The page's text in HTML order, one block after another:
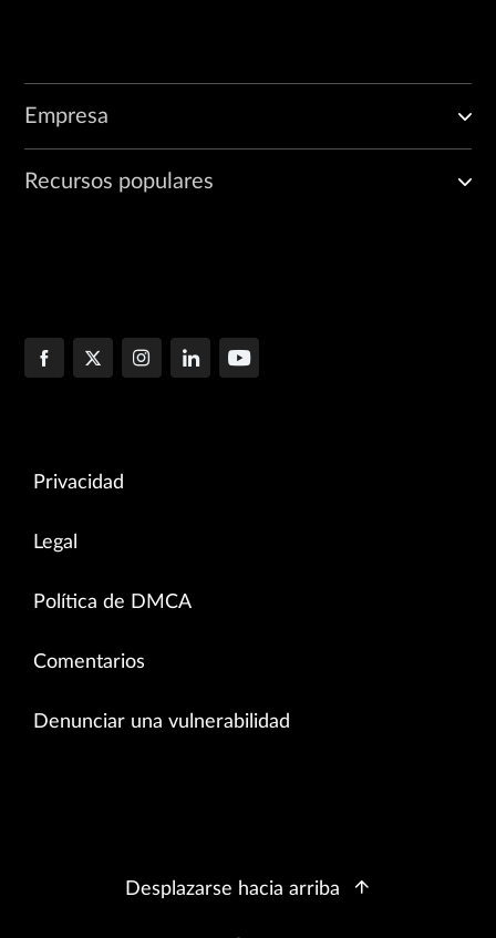
Empresa
Recursos populares
Privacidad
Legal
Política de DMCA
Comentarios
Denunciar una vulnerabilidad
Desplazarse hacia arriba